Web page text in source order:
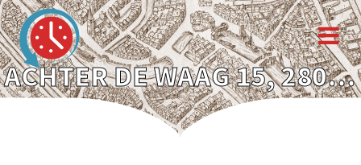
ACHTER DE WAAG 15, 2801JA, GOUDA